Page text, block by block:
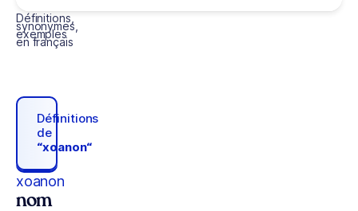
Définitions,
synonymes,
exemples
en français
Définitions
de
“xoanon“
xoanon
nom